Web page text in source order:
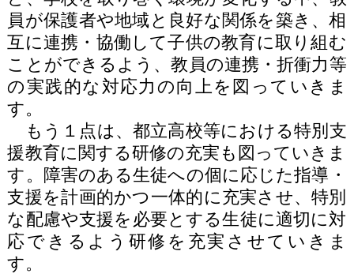
員が保護者や地域と良好な関係を築き、相
互に連携・協働して子供の教育に取り組む
ことができるよう、教員の連携・折衝力等
の実践的な対応力の向上を図っていきま
す。
もう１点は、都立高校等における特別支
援教育に関する研修の充実も図っていきま
す。障害のある生徒への個に応じた指導・
支援を計画的かつ一体的に充実させ、特別
な配慮や支援を必要とする生徒に適切に対
応できるよう研修を充実させていきま
す。